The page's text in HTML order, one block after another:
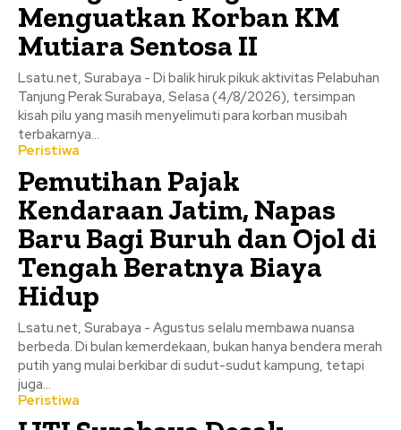
Menguatkan Korban KM
Mutiara Sentosa II
Lsatu.net, Surabaya - Di balik hiruk pikuk aktivitas Pelabuhan
Tanjung Perak Surabaya, Selasa (4/8/2026), tersimpan
kisah pilu yang masih menyelimuti para korban musibah
terbakarnya...
Peristiwa
Pemutihan Pajak
Kendaraan Jatim, Napas
Baru Bagi Buruh dan Ojol di
Tengah Beratnya Biaya
Hidup
Lsatu.net, Surabaya - Agustus selalu membawa nuansa
berbeda. Di bulan kemerdekaan, bukan hanya bendera merah
putih yang mulai berkibar di sudut-sudut kampung, tetapi
juga...
Peristiwa